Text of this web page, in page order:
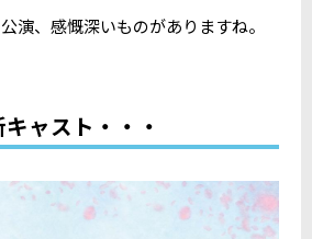
演、感慨深いものがありますね。
ャスト・・・